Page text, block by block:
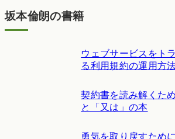
坂本倫朗の書籍
ウェブサービスをト
る利用規約の運用方
契約書を読み解くた
と「又は」の本
勇気を取り戻すために